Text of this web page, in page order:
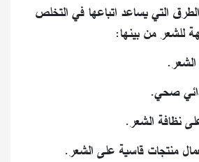
التي يساعد اتباعها في التخلص
للشعر من بينها:
صحي.
نظافة الشعر.
منتجات قاسية على الشعر.